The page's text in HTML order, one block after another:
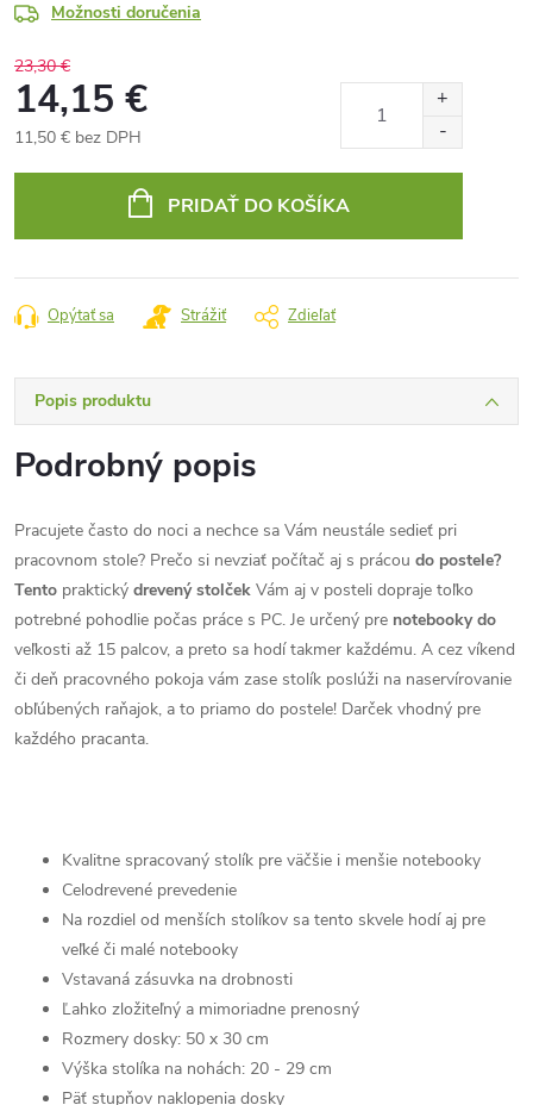
Možnosti doručenia
23,30 €
14,15 €
11,50 € bez DPH
PRIDAŤ DO KOŠÍKA
Opýtať sa Strážiť Zdieľať
Popis produktu
Podrobný popis
Pracujete často do noci a nechce sa Vám neustále sedieť pri
pracovnom stole? Prečo si nevziať počítač aj s prácou do postele?
Tento praktický drevený stolček Vám aj v posteli dopraje toľko
potrebné pohodlie počas práce s PC. Je určený pre notebooky do
veľkosti až 15 palcov, a preto sa hodí takmer každému. A cez víkend
či deň pracovného pokoja vám zase stolík poslúži na naservírovanie
obľúbených raňajok, a to priamo do postele! Darček vhodný pre
každého pracanta.
Kvalitne spracovaný stolík pre väčšie i menšie notebooky
Celodrevené prevedenie
Na rozdiel od menších stolíkov sa tento skvele hodí aj pre
veľké či malé notebooky
Vstavaná zásuvka na drobnosti
Ľahko zložiteľný a mimoriadne prenosný
Rozmery dosky: 50 x 30 cm
Výška stolíka na nohách: 20 - 29 cm
Päť stupňov naklopenia dosky